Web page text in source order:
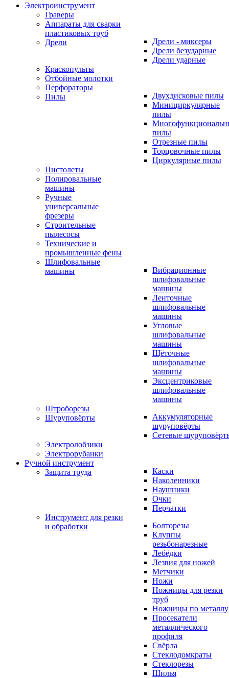
Электроинструмент
Граверы
Аппараты для сварки
пластиковых труб
Дрели
Дрели - миксеры
Дрели безударные
Дрели ударные
Краскопульты
Отбойные молотки
Перфораторы
Пилы
Двухдисковые пилы
Минициркулярные
пилы
пилы
Отрезные пилы
Торцовочные пилы
Циркулярные пилы
Пистолеты
Полировальные
машины
Ручные
универсальные
фрезеры
Строительные
пылесосы
Технические и
промышленные фены
Шлифовальные
машины
Вибрационные
шлифовальные
машины
Ленточные
шлифовальные
машины
Угловые
шлифовальные
машины
Щёточные
шлифовальные
машины
Эксцентриковые
шлифовальные
машины
Штроборезы
Шуруповёрты
Аккумуляторные
шуруповёрты
Сетевые
Электролобзики
Электрорубанки
Ручной инструмент
Защита труда
Каски
Наколенники
Наушники
Очки
Перчатки
Инструмент для резки
и обработки
Болторезы
Клуппы
резьбонарезные
Лебёдки
Лезвия для ножей
Метчики
Ножи
Ножницы для резки
труб
Ножницы по металлу
Просекатели
металлического
профиля
Свёрла
Стеклодомкраты
Стеклорезы
Шилья